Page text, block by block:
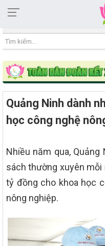
18:49:23 06/08/2026
Quảng Ninh dành
học công nghệ
Nhiều năm qua,
sách thường xuyên
tỷ đồng cho khoa học
nông nghiệp.